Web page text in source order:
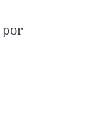
viajera
Viuda